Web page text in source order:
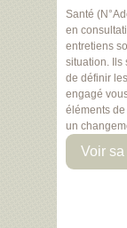
Santé
en
entretiens
situation. Ils
de définir
engagé
éléments
un
Voir sa